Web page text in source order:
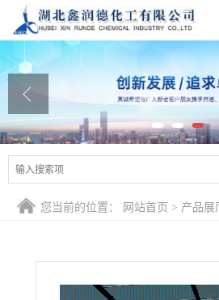
公司首页
公司介绍
公司动态
产品展厅
证书荣誉
您当前的位置： 网站首页 > 产品展